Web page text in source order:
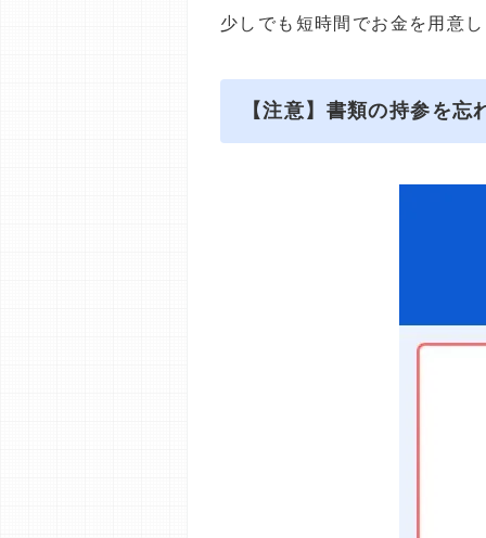
少しでも短時間でお金を用意
【注意】書類の持参を忘